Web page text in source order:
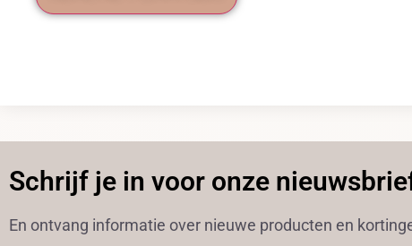
Schrijf je in voor onze
En ontvang informatie over nieuwe producten en